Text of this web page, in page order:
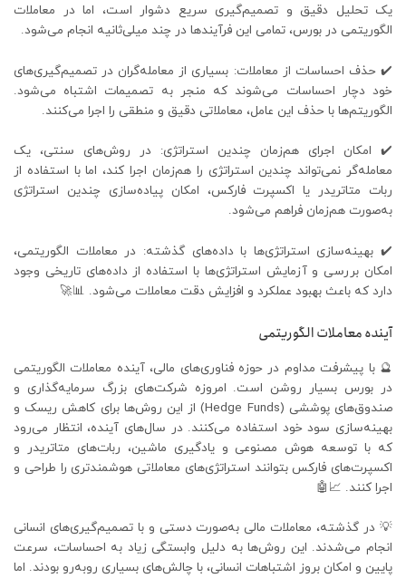
یک تحلیل دقیق و تصمیم‌گیری سریع دشوار است، اما در معاملات
الگوریتمی در بورس، تمامی این فرآیندها در چند میلی‌ثانیه انجام می‌شود.
✔️ حذف احساسات از معاملات: بسیاری از معامله‌گران در تصمیم‌گیری‌های
خود دچار احساسات می‌شوند که منجر به تصمیمات اشتباه می‌شود.
الگوریتم‌ها با حذف این عامل، معاملاتی دقیق و منطقی را اجرا می‌کنند.
✔️ امکان اجرای هم‌زمان چندین استراتژی: در روش‌های سنتی، یک
معامله‌گر نمی‌تواند چندین استراتژی را هم‌زمان اجرا کند، اما با استفاده از
ربات متاتریدر یا اکسپرت فارکس، امکان پیاده‌سازی چندین استراتژی
به‌صورت هم‌زمان فراهم می‌شود.
✔️ بهینه‌سازی استراتژی‌ها با داده‌های گذشته: در معاملات الگوریتمی،
امکان بررسی و آزمایش استراتژی‌ها با استفاده از داده‌های تاریخی وجود
دارد که باعث بهبود عملکرد و افزایش دقت معاملات می‌شود. 📊🚀
آینده معاملات الگوریتمی
🔮 با پیشرفت مداوم در حوزه فناوری‌های مالی، آینده معاملات الگوریتمی
در بورس بسیار روشن است. امروزه شرکت‌های بزرگ سرمایه‌گذاری و
صندوق‌های پوششی (Hedge Funds) از این روش‌ها برای کاهش ریسک و
بهینه‌سازی سود خود استفاده می‌کنند. در سال‌های آینده، انتظار می‌رود
که با توسعه هوش مصنوعی و یادگیری ماشین، ربات‌های متاتریدر و
اکسپرت‌های فارکس بتوانند استراتژی‌های معاملاتی هوشمندتری را طراحی و
اجرا کنند. 📈🤖
💡 در گذشته، معاملات مالی به‌صورت دستی و با تصمیم‌گیری‌های انسانی
انجام می‌شدند. این روش‌ها به دلیل وابستگی زیاد به احساسات، سرعت
پایین و امکان بروز اشتباهات انسانی، با چالش‌های بسیاری روبه‌رو بودند. اما